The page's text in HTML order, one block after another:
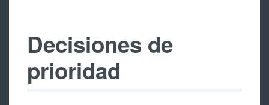
Decisiones de
prioridad